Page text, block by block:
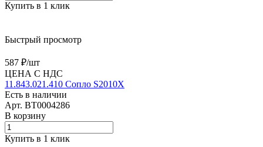
Купить в 1 клик
Быстрый просмотр
587 ₽/шт
ЦЕНА С НДС
11.843.021.410 Сопло S2010X
Есть в наличии
Арт. BT0004286
В корзину
Купить в 1 клик